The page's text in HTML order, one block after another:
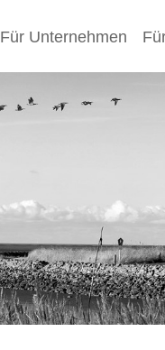
Für Unternehmen